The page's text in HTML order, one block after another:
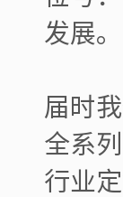
发展。
届时
全系
行业